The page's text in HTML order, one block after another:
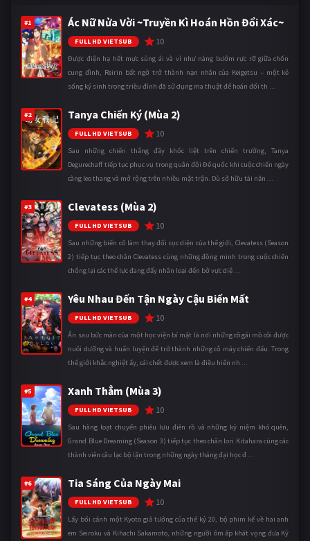
#1 Ác Nữ Nửa Vời ~Truyền Kì Hoán Hồn Đổi Xác~
FULL HD VIETSUB 10
Được điện hạ hết mực sủng ái và ví như nàng bướm rực rỡ giữa chốn
cung đình, Reirin bất ngờ trở thành nạn nhân của Keigetsu – một kẻ
sống ký sinh trong triều đình đã sử dụng ma thuật để hoán đổi th ...
#2 Tanya Chiến Ký (Mùa 2)
FULL HD VIETSUB 10
Sau những chiến thắng đầy khốc liệt trên chiến trường, Tanya
Degurechaff tiếp tục phục vụ trong quân đội Đế quốc khi cuộc chiến ngày
càng leo thang và mở rộng trên nhiều mặt trận. Dù sở hữu tài năn ...
#3 Clevatess (Mùa 2)
FULL HD VIETSUB 10
Sau những biến cố làm thay đổi cục diện của thế giới, Clevatess (Season
2) tiếp tục theo chân Clevatess cùng những đồng minh trong cuộc chiến
chống lại các thế lực đang đẩy nhân loại đến bờ vực diệ ...
#4 Yêu Nhau Đến Tận Ngày Cậu Biến Mất
FULL HD VIETSUB 10
Ẩn sau bức màn của một học viện bí mật là nơi những cô gái mồ côi được
nuôi dưỡng và huấn luyện để trở thành những cỗ máy chiến đấu. Trong
thế giới khắc nghiệt ấy, cái chết được xem là điều hiển nh ...
#5 Xanh Thẳm (Mùa 3)
FULL HD VIETSUB 10
Sau hàng loạt chuyến phiêu lưu điên rồ và những kỷ niệm khó quên,
Grand Blue Dreaming (Season 3) tiếp tục theo chân Iori Kitahara cùng các
thành viên câu lạc bộ lặn trong những ngày tháng đại học đ ...
#6 Tia Sáng Của Ngày Mai
FULL HD VIETSUB 10
Lấy bối cảnh một Kyoto giả tưởng của thế kỷ 20, bộ phim kể về hai anh
em Seiroku và Kihachi Sakamoto, những người ôm ấp khát vọng đưa Kỷ